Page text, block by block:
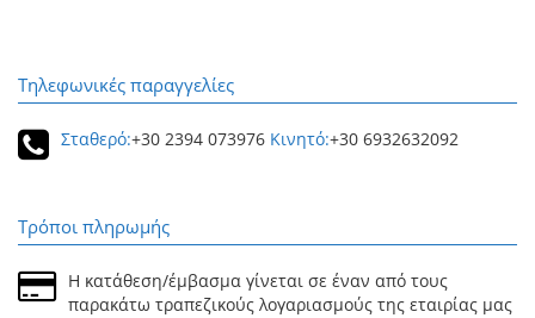
Τηλεφωνικές παραγγελίες
Σταθερό:+30 2394 073976 Κινητό:+30 6932632092
Τρόποι πληρωμής
Η κατάθεση/έμβασμα γίνεται σε έναν από τους
παρακάτω τραπεζικούς λογαριασμούς της εταιρίας μας